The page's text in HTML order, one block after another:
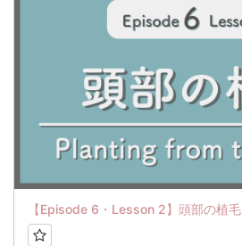
【Episode 6・Lesson 2】頭部の植毛